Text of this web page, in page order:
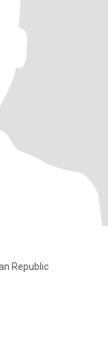
Republic